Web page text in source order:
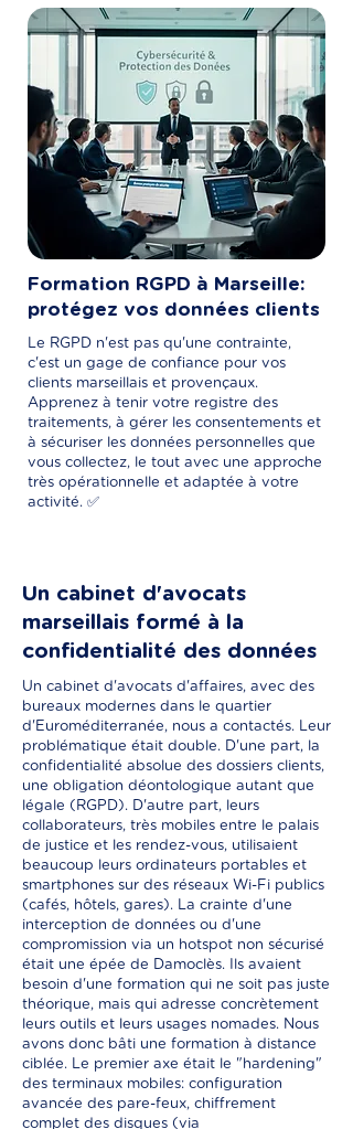
Formation RGPD à Marseille:
protégez vos données clients
Le RGPD n'est pas qu'une contrainte,
c'est un gage de confiance pour vos
clients marseillais et provençaux.
Apprenez à tenir votre registre des
traitements, à gérer les consentements et
à sécuriser les données personnelles que
vous collectez, le tout avec une approche
très opérationnelle et adaptée à votre
activité. ✅
Un cabinet d'avocats
marseillais formé à la
confidentialité des données
Un cabinet d'avocats d'affaires, avec des
bureaux modernes dans le quartier
d'Euroméditerranée, nous a contactés. Leur
problématique était double. D'une part, la
confidentialité absolue des dossiers clients,
une obligation déontologique autant que
légale (RGPD). D'autre part, leurs
collaborateurs, très mobiles entre le palais
de justice et les rendez-vous, utilisaient
beaucoup leurs ordinateurs portables et
smartphones sur des réseaux Wi-Fi publics
(cafés, hôtels, gares). La crainte d'une
interception de données ou d'une
compromission via un hotspot non sécurisé
était une épée de Damoclès. Ils avaient
besoin d'une formation qui ne soit pas juste
théorique, mais qui adresse concrètement
leurs outils et leurs usages nomades. Nous
avons donc bâti une formation à distance
ciblée. Le premier axe était le "hardening"
des terminaux mobiles: configuration
avancée des pare-feux, chiffrement
complet des disques (via